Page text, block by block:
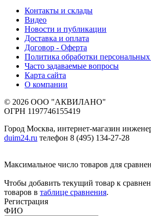
Контакты и склады
Видео
Новости и публикации
Доставка и оплата
Договор - Оферта
Политика обработки
Часто задаваемые вопросы
Карта сайта
О компании
© 2026 ООО "АКВИЛАНО"
ОГРН 1197746155419
Город Москва, интернет-магазин
duim24.ru телефон 8 (495) 134-27-28
Максимальное число товаров для
Чтобы добавить текущий товар к
товаров в таблице сравнения.
Регистрация
ФИО